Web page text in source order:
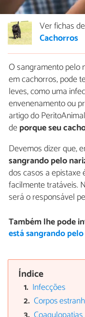
Ver fichas de
Cachorros
O sangramento pelo
em cachorros, pode
leves, como uma
envenenamento ou
artigo do
deporque seu
Devemos dizer que,
sangrando pelo
dos casos a epistaxe
facilmente tratáveis.
será o responsável
Também lhe pode
está sangrando pelo
Índice
Infecções
Corpos